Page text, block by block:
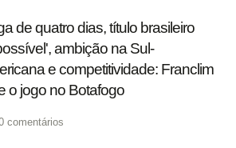
de quatro dias, título brasileiro
ambição na Sul-
e competitividade: Franclim
o jogo no Botafogo
comentários